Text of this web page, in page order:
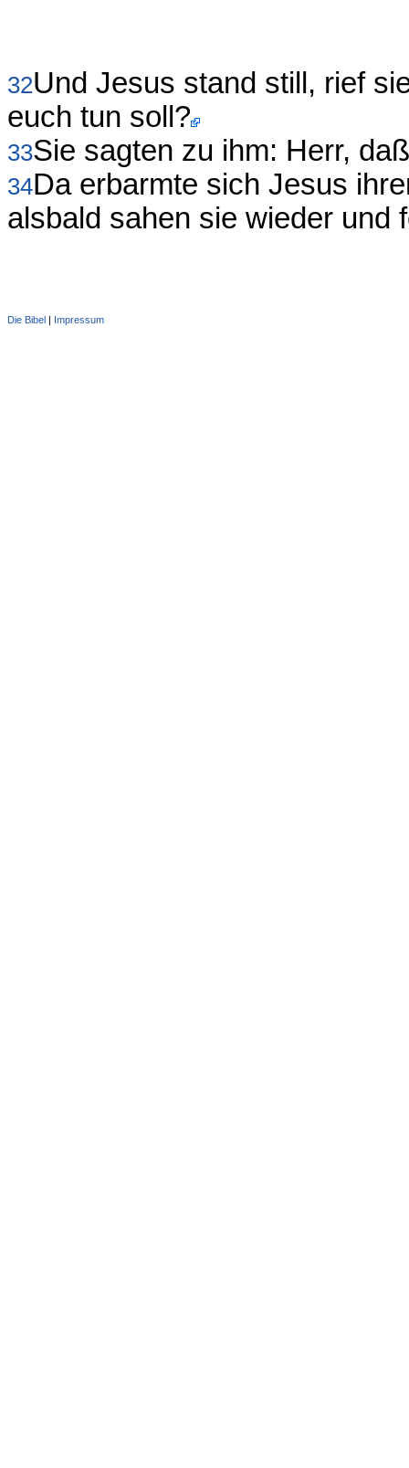
32Und Jesus stand still, rief
euch tun soll?
33Sie sagten zu ihm: Herr,
34Da erbarmte sich Jesus
alsbald sahen sie wieder und
Die Bibel Impressum